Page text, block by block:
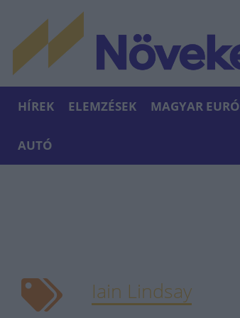
HÍREK ELEMZÉSEK MAGYAR EURÓ
AUTÓ
Iain Lindsay